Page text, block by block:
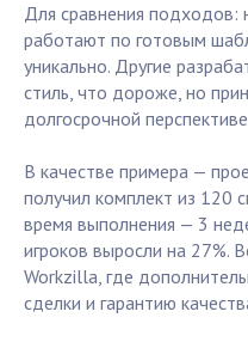
Для сравнения подходов:
работают по готовым
уникально. Другие
стиль, что дороже, но
долгосрочной
В качестве примера —
получил комплект из 120
время выполнения — 3
игроков выросли на 27%.
Workzilla, где
сделки и гарантию